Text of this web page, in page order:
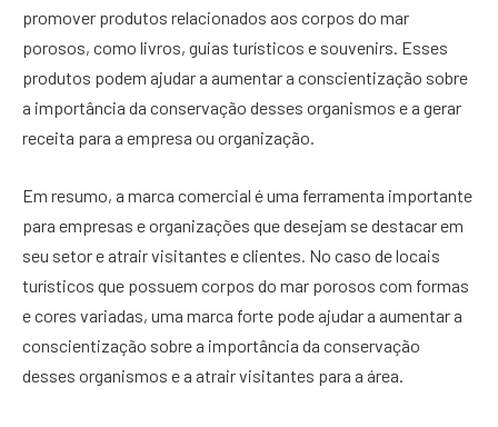
promover produtos relacionados aos corpos do mar
porosos, como livros, guias turísticos e souvenirs. Esses
produtos podem ajudar a aumentar a conscientização sobre
a importância da conservação desses organismos e a gerar
receita para a empresa ou organização.
Em resumo, a marca comercial é uma ferramenta importante
para empresas e organizações que desejam se destacar em
seu setor e atrair visitantes e clientes. No caso de locais
turísticos que possuem corpos do mar porosos com formas
e cores variadas, uma marca forte pode ajudar a aumentar a
conscientização sobre a importância da conservação
desses organismos e a atrair visitantes para a área.